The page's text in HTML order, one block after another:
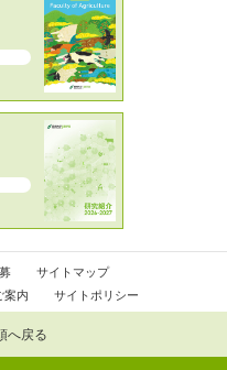
サイトマップ
案内 サイトポリシー
へ戻る